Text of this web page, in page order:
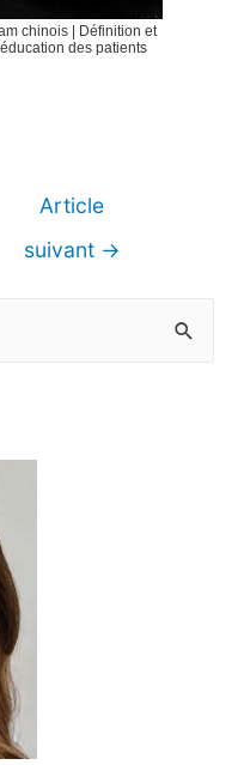
chinois | Définition et
éducation des patients
Article
suivant →